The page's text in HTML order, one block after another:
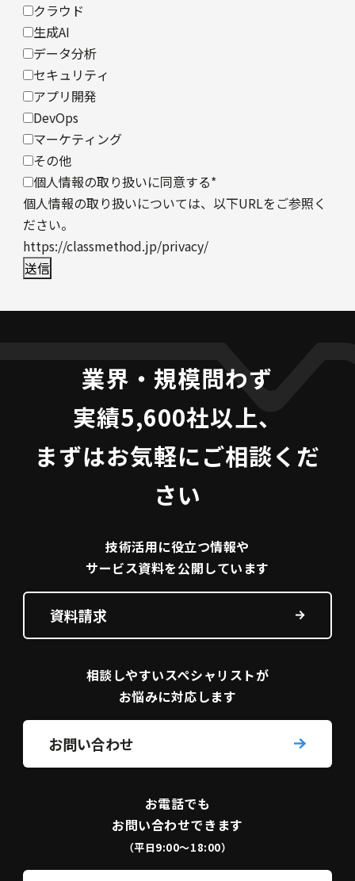
クラウド
生成AI
データ分析
セキュリティ
アプリ開発
DevOps
マーケティング
その他
個人情報の取り扱いに同意する*
個人情報の取り扱いについては、以下URLをご参照く
ださい。
https://classmethod.jp/privacy/
業界・規模問わず
実績5,600社以上、
まずはお気軽にご相談くだ
さい
技術活用に役立つ情報や
サービス資料を公開しています
資料請求
相談しやすいスペシャリストが
お悩みに対応します
お問い合わせ
お電話でも
お問い合わせできます
（平日9:00〜18:00）